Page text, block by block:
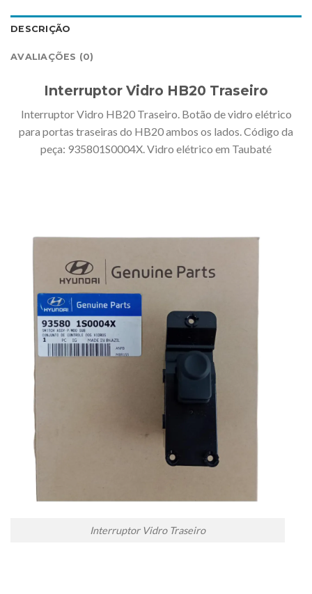
DESCRIÇÃO
AVALIAÇÕES (0)
Interruptor Vidro HB20 Traseiro
Interruptor Vidro HB20 Traseiro. Botão de vidro elétrico
para portas traseiras do HB20 ambos os lados. Código da
peça: 935801S0004X. Vidro elétrico em Taubaté
Interruptor Vidro Traseiro